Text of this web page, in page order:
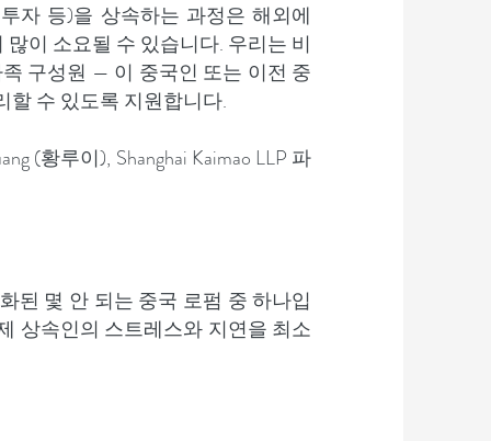
자 등)을 상속하는 과정은 해외에
이 소요될 수 있습니다. 우리는 비
구성원 — 이 중국인 또는 이전 중
할 수 있도록 지원합니다.
(황루이), Shanghai Kaimao LLP 파
된 몇 안 되는 중국 로펌 중 하나입
상속인의 스트레스와 지연을 최소